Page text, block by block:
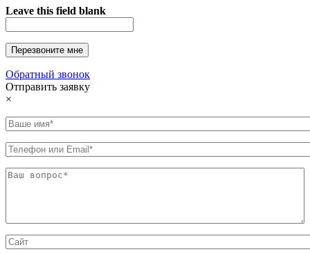
Leave this field blank
Обратный звонок
Отправить заявку
×